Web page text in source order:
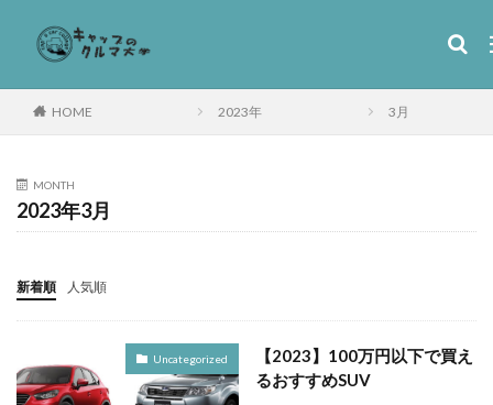
HOME 2023年 3月
MONTH
2023年3月
新着順 人気順
Uncategorized
【2023】100万円以下で買え
るおすすめSUV